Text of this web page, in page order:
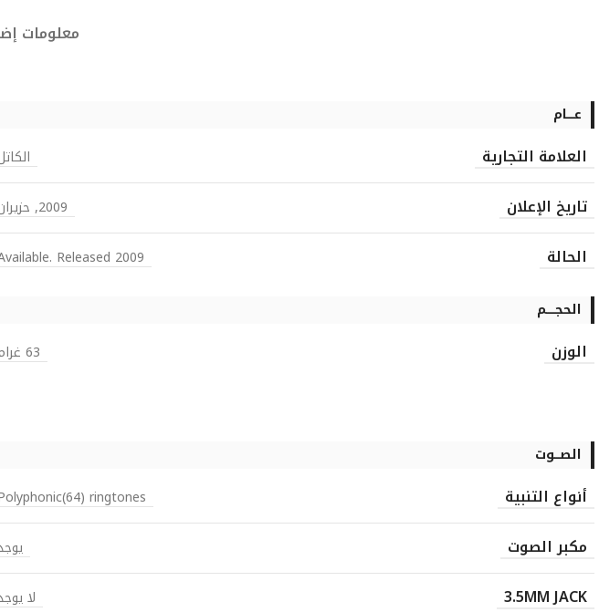
معلومات
عــــام
العلامة التجارية
تاريخ الإعلان 2009, حزيران
الحالة Released 2009
الحجـــــم
الوزن 63 غرام
الصـــوت
أنواع التنبية ringtones
مكبر الصوت
3.5MM JACK لا